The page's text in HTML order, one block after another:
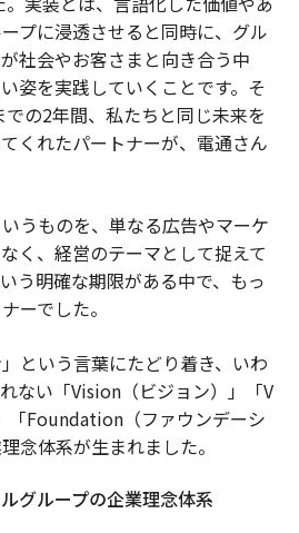
プに浸透させると同時に、グル
社会やお客さまと向き合う中
姿を実践していくことです。そ
の2年間、私たちと同じ未来を
くれたパートナーが、電通さん
うものを、単なる広告やマーケ
く、経営のテーマとして捉えて
う明確な期限がある中で、もっ
ーでした。
という言葉にたどり着き、いわ
ない「Vision（ビジョン）」「V
「Foundation（ファウンデーシ
念体系が生まれました。
グループの企業理念体系